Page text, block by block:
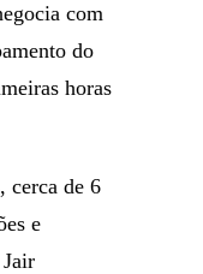
com
do
horas
cerca de 6
e